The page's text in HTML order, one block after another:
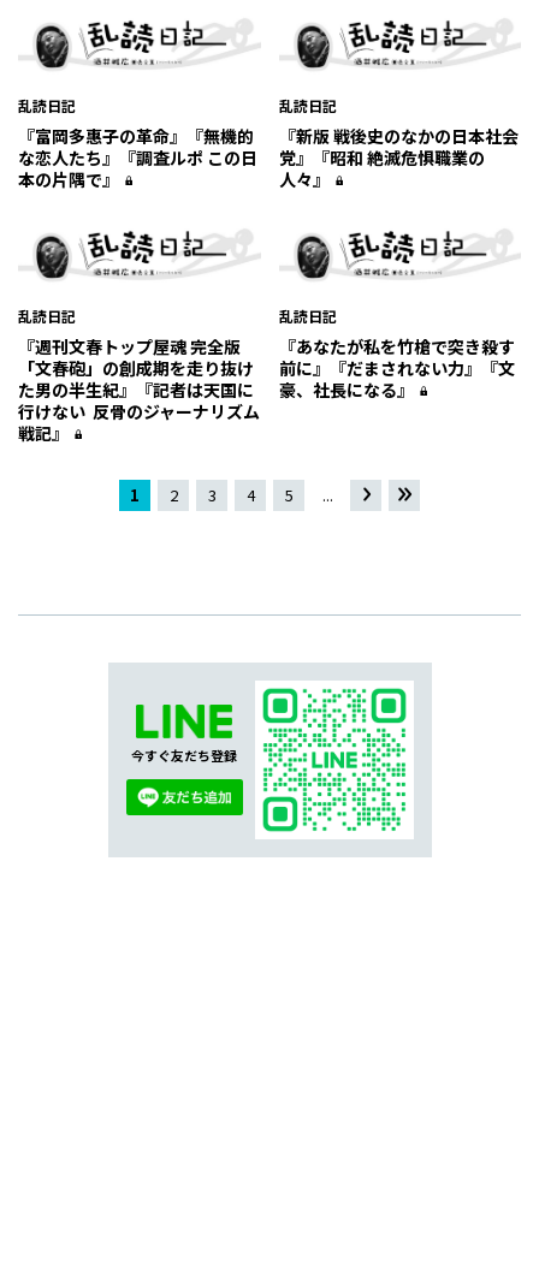
乱読日記
『富岡多惠子の革命』『無機的
な恋人たち』『調査ルポ この日
本の片隅で』
乱読日記
『新版 戦後史のなかの日本社会
党』『昭和 絶滅危惧職業の
人々』
乱読日記
『週刊文春トップ屋魂 完全版
「文春砲」の創成期を走り抜け
た男の半生紀』『記者は天国に
行けない 反骨のジャーナリズム
戦記』
乱読日記
『あなたが私を竹槍で突き殺す
前に』『だまされない力』『文
豪、社長になる』
1 2 3 4 5 ... »
今すぐ友だち登録